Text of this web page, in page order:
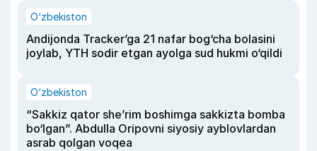
O‘zbekiston
Andijonda Tracker’ga 21 nafar bog‘cha bolasini
joylab, YTH sodir etgan ayolga sud hukmi o‘qildi
O‘zbekiston
“Sakkiz qator she’rim boshimga sakkizta bomba
bo‘lgan”. Abdulla Oripovni siyosiy ayblovlardan
asrab qolgan voqea